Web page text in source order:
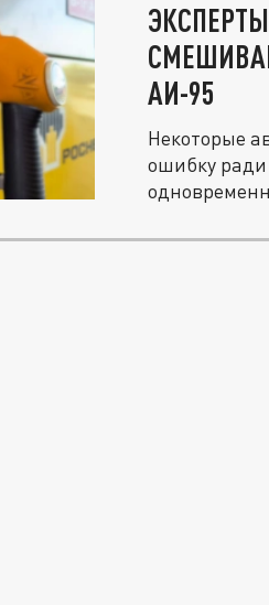
АИ-95
Некоторые
ошибку